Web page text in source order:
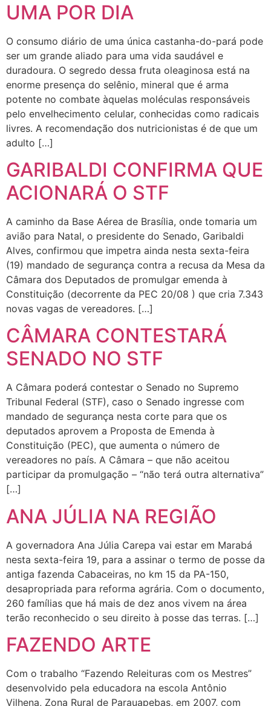
UMA POR DIA
O consumo diário de uma única castanha-do-pará pode
ser um grande aliado para uma vida saudável e
duradoura. O segredo dessa fruta oleaginosa está na
enorme presença do selênio, mineral que é arma
potente no combate àquelas moléculas responsáveis
pelo envelhecimento celular, conhecidas como radicais
livres. A recomendação dos nutricionistas é de que um
adulto […]
GARIBALDI CONFIRMA QUE
ACIONARÁ O STF
A caminho da Base Aérea de Brasília, onde tomaria um
avião para Natal, o presidente do Senado, Garibaldi
Alves, confirmou que impetra ainda nesta sexta-feira
(19) mandado de segurança contra a recusa da Mesa da
Câmara dos Deputados de promulgar emenda à
Constituição (decorrente da PEC 20/08 ) que cria 7.343
novas vagas de vereadores. […]
CÂMARA CONTESTARÁ
SENADO NO STF
A Câmara poderá contestar o Senado no Supremo
Tribunal Federal (STF), caso o Senado ingresse com
mandado de segurança nesta corte para que os
deputados aprovem a Proposta de Emenda à
Constituição (PEC), que aumenta o número de
vereadores no país. A Câmara – que não aceitou
participar da promulgação – “não terá outra alternativa”
[…]
ANA JÚLIA NA REGIÃO
A governadora Ana Júlia Carepa vai estar em Marabá
nesta sexta-feira 19, para a assinar o termo de posse da
antiga fazenda Cabaceiras, no km 15 da PA-150,
desapropriada para reforma agrária. Com o documento,
260 famílias que há mais de dez anos vivem na área
terão reconhecido o seu direito à posse das terras. […]
FAZENDO ARTE
Com o trabalho “Fazendo Releituras com os Mestres”
desenvolvido pela educadora na escola Antônio
Vilhena, Zona Rural de Parauapebas, em 2007, com